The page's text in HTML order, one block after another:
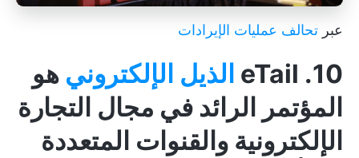
عبر تحالف عمليات الإيرادات
10. eTail الذيل الإلكتروني هو
المؤتمر الرائد في مجال التجارة
الإلكترونية والقنوات المتعددة